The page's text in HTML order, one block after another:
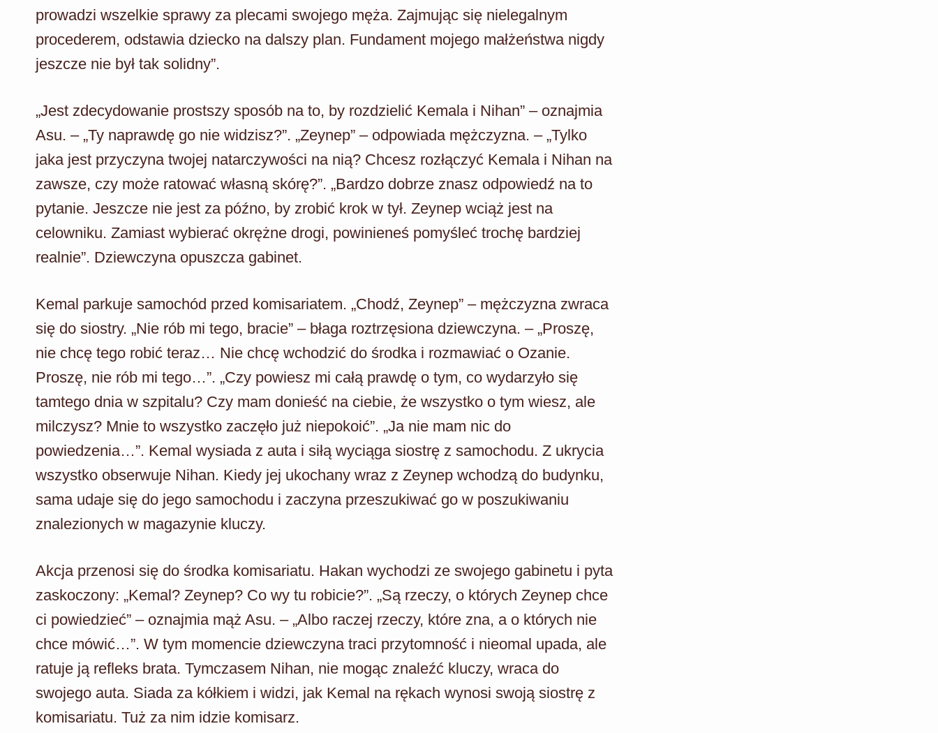
prowadzi wszelkie sprawy za plecami swojego męża. Zajmując się nielegalnym
procederem, odstawia dziecko na dalszy plan. Fundament mojego małżeństwa nigdy
jeszcze nie był tak solidny”.
„Jest zdecydowanie prostszy sposób na to, by rozdzielić Kemala i Nihan” – oznajmia
Asu. – „Ty naprawdę go nie widzisz?”. „Zeynep” – odpowiada mężczyzna. – „Tylko
jaka jest przyczyna twojej natarczywości na nią? Chcesz rozłączyć Kemala i Nihan na
zawsze, czy może ratować własną skórę?”. „Bardzo dobrze znasz odpowiedź na to
pytanie. Jeszcze nie jest za późno, by zrobić krok w tył. Zeynep wciąż jest na
celowniku. Zamiast wybierać okrężne drogi, powinieneś pomyśleć trochę bardziej
realnie”. Dziewczyna opuszcza gabinet.
Kemal parkuje samochód przed komisariatem. „Chodź, Zeynep” – mężczyzna zwraca
się do siostry. „Nie rób mi tego, bracie” – błaga roztrzęsiona dziewczyna. – „Proszę,
nie chcę tego robić teraz… Nie chcę wchodzić do środka i rozmawiać o Ozanie.
Proszę, nie rób mi tego…”. „Czy powiesz mi całą prawdę o tym, co wydarzyło się
tamtego dnia w szpitalu? Czy mam donieść na ciebie, że wszystko o tym wiesz, ale
milczysz? Mnie to wszystko zaczęło już niepokoić”. „Ja nie mam nic do
powiedzenia…”. Kemal wysiada z auta i siłą wyciąga siostrę z samochodu. Z ukrycia
wszystko obserwuje Nihan. Kiedy jej ukochany wraz z Zeynep wchodzą do budynku,
sama udaje się do jego samochodu i zaczyna przeszukiwać go w poszukiwaniu
znalezionych w magazynie kluczy.
Akcja przenosi się do środka komisariatu. Hakan wychodzi ze swojego gabinetu i pyta
zaskoczony: „Kemal? Zeynep? Co wy tu robicie?”. „Są rzeczy, o których Zeynep chce
ci powiedzieć” – oznajmia mąż Asu. – „Albo raczej rzeczy, które zna, a o których nie
chce mówić…”. W tym momencie dziewczyna traci przytomność i nieomal upada, ale
ratuje ją refleks brata. Tymczasem Nihan, nie mogąc znaleźć kluczy, wraca do
swojego auta. Siada za kółkiem i widzi, jak Kemal na rękach wynosi swoją siostrę z
komisariatu. Tuż za nim idzie komisarz.